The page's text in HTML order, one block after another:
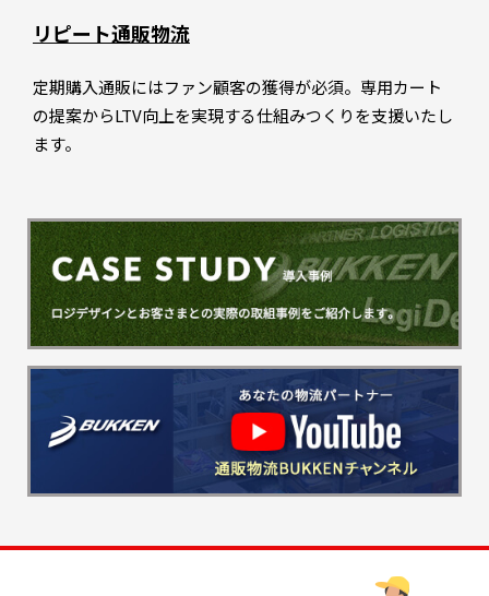
リピート通販物流
定期購入通販にはファン顧客の獲得が必須。専用カート
の提案からLTV向上を実現する仕組みつくりを支援いたし
ます。